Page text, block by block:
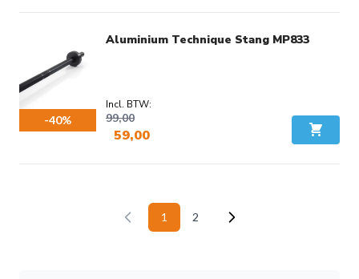
-40%
Aluminium Technique Stang MP833
59,00
99,00
In
U lees momenteel pagina
1 Pagina
2